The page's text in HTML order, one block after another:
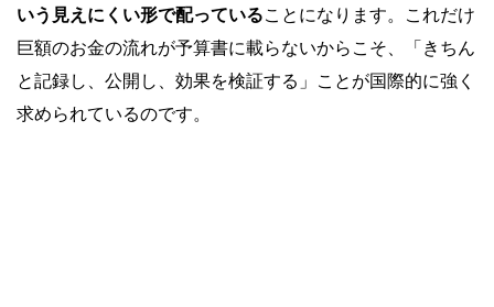
いう見えにくい形で配っていることになります。これだけ
巨額のお金の流れが予算書に載らないからこそ、「きちん
と記録し、公開し、効果を検証する」ことが国際的に強く
求められているのです。